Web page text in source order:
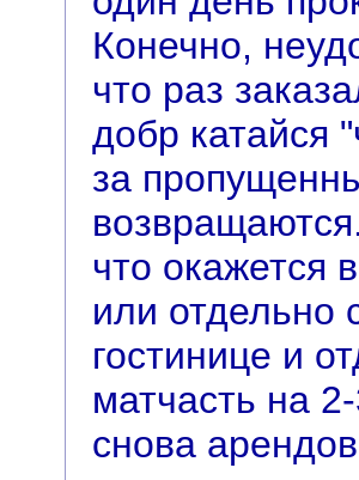
Конечно,
что раз
добр катайся
за
что окажется
или отдельно
гостинице и
матчасть на
снова